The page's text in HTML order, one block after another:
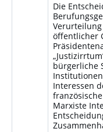
Die
öffentlicher
bürgerliche
Interessen
Marxiste